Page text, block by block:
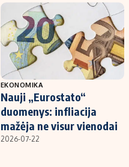
EKONOMIKA
Nauji „Eurostato“
duomenys: infliacija
mažėja ne visur vienodai
2026-07-22